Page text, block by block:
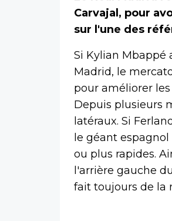
Carvajal, pour
sur l'une des
Si Kylian Mbappé
Madrid, le
pour améliorer
Depuis plusieurs
latéraux. Si
le géant
ou plus rapides.
l'arrière gauche
fait toujours de la